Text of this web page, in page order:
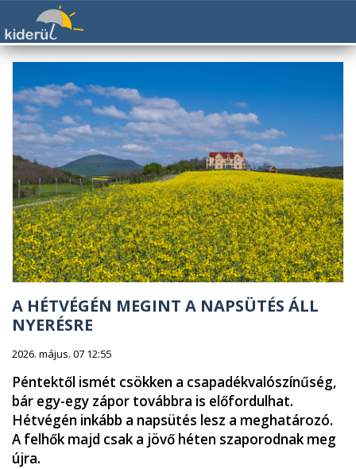
A HÉTVÉGÉN MEGINT A NAPSÜTÉS ÁLL
NYERÉSRE
2026. május. 07 12:55
Péntektől ismét csökken a csapadékvalószínűség,
bár egy-egy zápor továbbra is előfordulhat.
Hétvégén inkább a napsütés lesz a meghatározó.
A felhők majd csak a jövő héten szaporodnak meg
újra.